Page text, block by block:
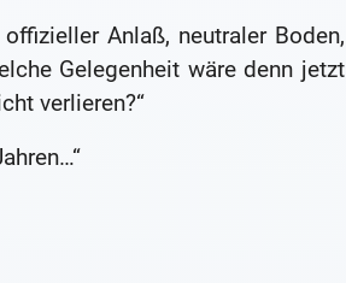
Anlaß, neutraler Boden,
Gelegenheit wäre denn jetzt
verlieren?“